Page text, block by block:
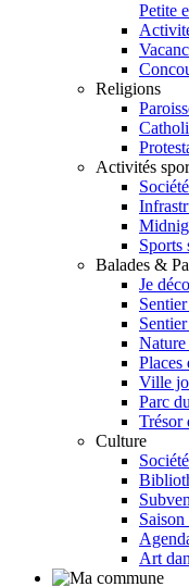
Petite
Religions
Activités
Sports
Balades &
Je
Places
Ville
Parc
Trésor
Culture
Art